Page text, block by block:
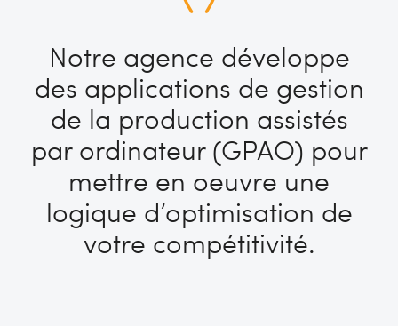
Notre agence développe
des applications de gestion
de la production assistés
par ordinateur (GPAO) pour
mettre en oeuvre une
logique d’optimisation de
votre compétitivité.